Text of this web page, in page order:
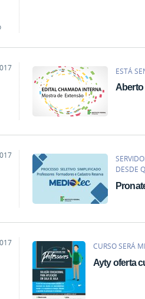
ESTÁ
Aberto
DESDE
CURSO SERÁ
Ayty oferta